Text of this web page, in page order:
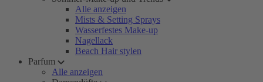
Alle anzeigen
Mists & Setting Sprays
Wasserfestes Make-up
Nagellack
Beach Hair stylen
Parfum
Alle anzeigen